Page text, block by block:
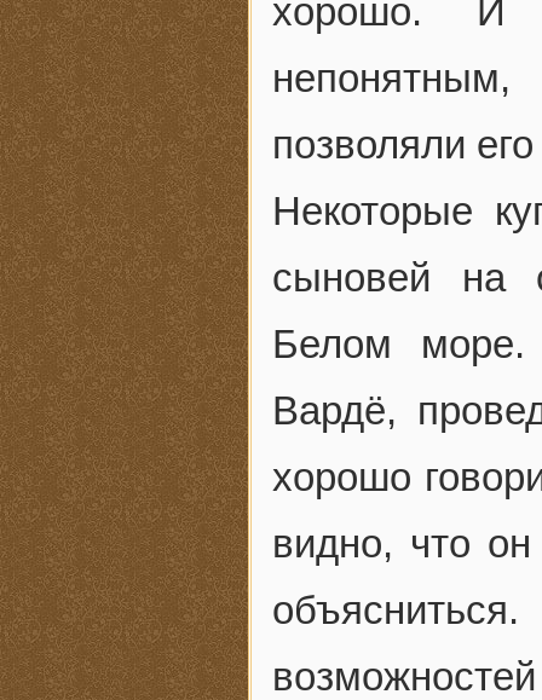
хорошо. И
непонятным,
позволяли
Некоторые
сыновей на
Белом море.
Вардё,
хорошо
видно, что
возможностей